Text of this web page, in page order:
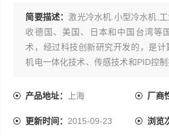
简要描述： 激光冷水机.小型冷水机,
收德国、美国、日本和中国台湾等
术，经过科技创新研究开发的，是计
机电一体化技术、传感技术和PID控
拓纷厂家供应
产品地址： 上海 厂商
更新时间： 2015-09-23 浏览